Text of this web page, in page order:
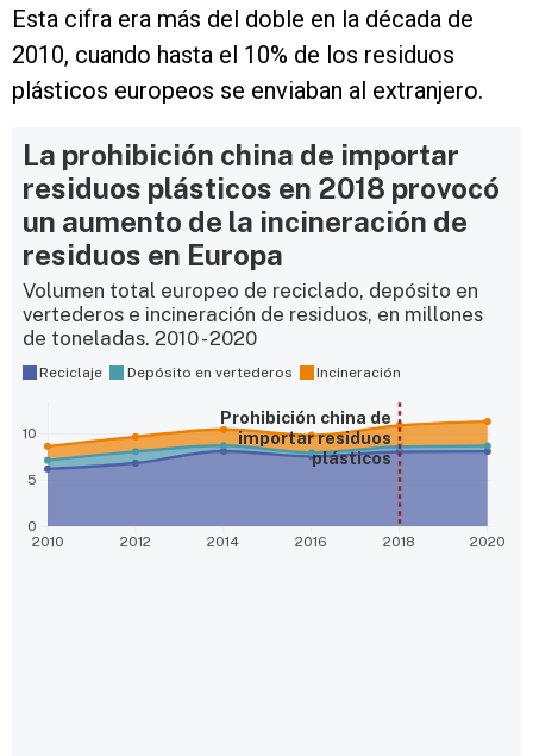
Esta cifra era más del doble en la década de
2010, cuando hasta el 10% de los residuos
plásticos europeos se enviaban al extranjero.